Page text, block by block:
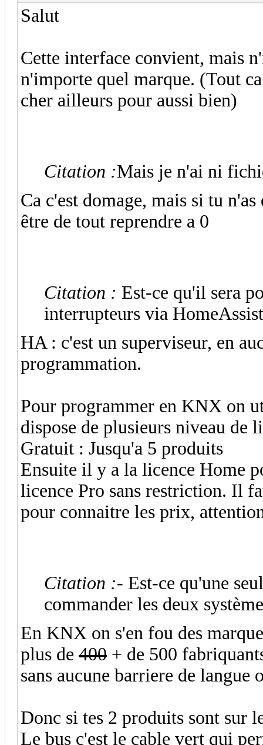
Salut
Cette interface convient, mais
n'importe quel marque. (Tout
cher ailleurs pour aussi bien)
Citation :Mais je n'ai ni
Ca c'est domage, mais si tu
être de tout reprendre a 0
Citation : Est-ce qu'il sera
interrupteurs via
HA : c'est un superviseur, en
programmation.
Pour programmer en KNX on
dispose de plusieurs niveau de
Gratuit : Jusqu'a 5 produits
Ensuite il y a la licence Home
licence Pro sans restriction. Il
pour connaitre les prix,
Citation :- Est-ce qu'une
commander les deux
En KNX on s'en fou des
plus de 400 + de 500
sans aucune barriere de langue
Donc si tes 2 produits sont sur
Le bus c'est le cable vert qui